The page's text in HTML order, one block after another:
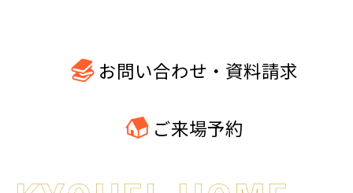
お問い合わせ・資料請求
ご来場予約